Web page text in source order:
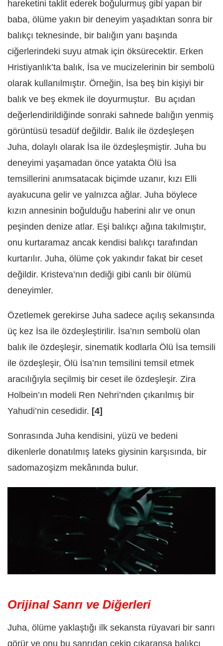
hareketini taklit ederek boğulurmuş gibi yapan bir
baba, ölüme yakın bir deneyim yaşadıktan sonra bir
balıkçı teknesinde, bir balığın yanı başında
ciğerlerindeki suyu atmak için öksürecektir. Erken
Hristiyanlık’ta balık, İsa ve mucizelerinin bir sembolü
olarak kullanılmıştır. Örneğin, İsa beş bin kişiyi bir
balık ve beş ekmek ile doyurmuştur. Bu açıdan
değerlendirildiğinde sonraki sahnede balığın yenmiş
görüntüsü tesadüf değildir. Balık ile özdeşleşen
Juha, dolaylı olarak İsa ile özdeşleşmiştir. Juha bu
deneyimi yaşamadan önce yatakta Ölü İsa
temsillerini anımsatacak biçimde uzanır, kızı Elli
ayakucuna gelir ve yalnızca ağlar. Juha böylece
kızın annesinin boğulduğu haberini alır ve onun
peşinden denize atlar. Eşi balıkçı ağına takılmıştır,
onu kurtaramaz ancak kendisi balıkçı tarafından
kurtarılır. Juha, ölüme çok yakındır fakat bir ceset
değildir. Kristeva’nın dediği gibi canlı bir ölümü
deneyimler.
Özetlemek gerekirse Juha sadece açılış sekansında
üç kez İsa ile özdeşleştirilir. İsa’nın sembolü olan
balık ile özdeşleşir, sinematik kodlarla Ölü İsa temsili
ile özdeşleşir, Ölü İsa’nın temsilini temsil etmek
aracılığıyla seçilmiş bir ceset ile özdeşleşir. Zira
Holbein’ın modeli Ren Nehri’nden çıkarılmış bir
Yahudi’nin cesedidir. [4]
Sonrasında Juha kendisini, yüzü ve bedeni
dikenlerle donatılmış lateks giysinin karşısında, bir
sadomazoşizm mekânında bulur.
Orijinal Sanrı ve Diğerleri
Juha, ölüme yaklaştığı ilk sekansta rüyavari bir sanrı
görür ve onu bu sanrıdan çekip çıkaransa balıkçı